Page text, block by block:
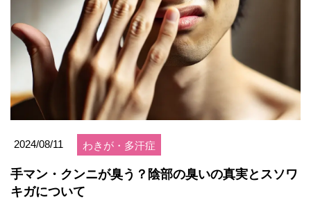
2024/08/11 わきが・多汗症
手マン・クンニが臭う？陰部の臭いの真実とスソワ
キガについて